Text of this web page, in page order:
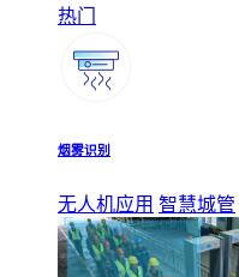
热门
烟雾识别
无人机应用 智慧城管